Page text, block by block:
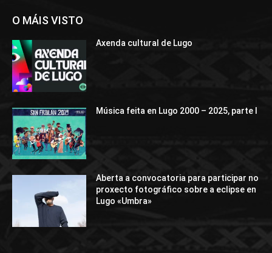
O MÁIS VISTO
Axenda cultural de Lugo
Música feita en Lugo 2000 – 2025, parte I
Aberta a convocatoria para participar no
proxecto fotográfico sobre a eclipse en
Lugo «Umbra»